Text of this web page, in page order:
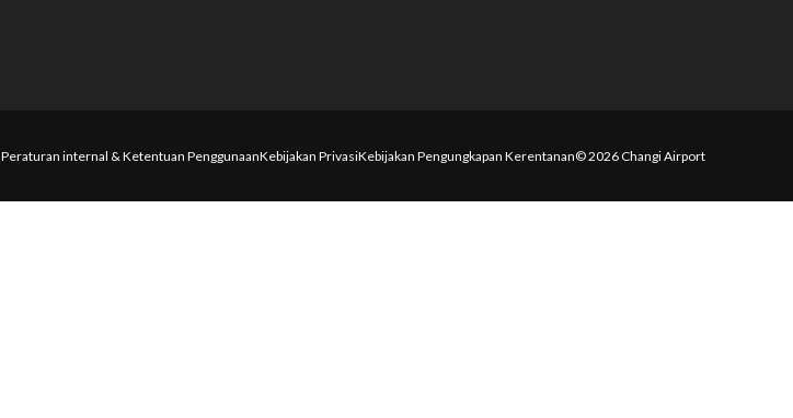
Peraturan internal & Ketentuan PenggunaanKebijakan PrivasiKebijakan Pengungkapan Kerentanan© 2026 Changi Airport